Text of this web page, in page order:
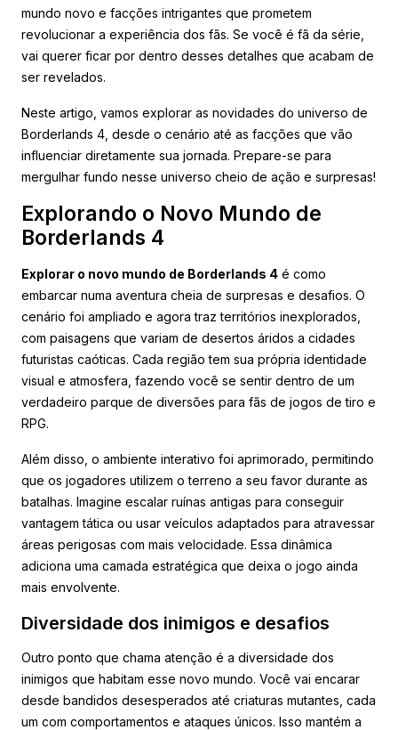
mundo novo e facções intrigantes que prometem
revolucionar a experiência dos fãs. Se você é fã da série,
vai querer ficar por dentro desses detalhes que acabam de
ser revelados.
Neste artigo, vamos explorar as novidades do universo de
Borderlands 4, desde o cenário até as facções que vão
influenciar diretamente sua jornada. Prepare-se para
mergulhar fundo nesse universo cheio de ação e surpresas!
Explorando o Novo Mundo de
Borderlands 4
Explorar o novo mundo de Borderlands 4 é como
embarcar numa aventura cheia de surpresas e desafios. O
cenário foi ampliado e agora traz territórios inexplorados,
com paisagens que variam de desertos áridos a cidades
futuristas caóticas. Cada região tem sua própria identidade
visual e atmosfera, fazendo você se sentir dentro de um
verdadeiro parque de diversões para fãs de jogos de tiro e
RPG.
Além disso, o ambiente interativo foi aprimorado, permitindo
que os jogadores utilizem o terreno a seu favor durante as
batalhas. Imagine escalar ruínas antigas para conseguir
vantagem tática ou usar veículos adaptados para atravessar
áreas perigosas com mais velocidade. Essa dinâmica
adiciona uma camada estratégica que deixa o jogo ainda
mais envolvente.
Diversidade dos inimigos e desafios
Outro ponto que chama atenção é a diversidade dos
inimigos que habitam esse novo mundo. Você vai encarar
desde bandidos desesperados até criaturas mutantes, cada
um com comportamentos e ataques únicos. Isso mantém a